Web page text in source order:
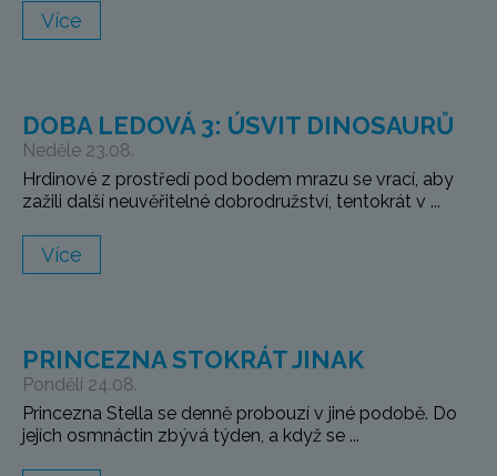
Více
DOBA LEDOVÁ 3: ÚSVIT DINOSAURŮ
Neděle 23.08.
Hrdinové z prostředí pod bodem mrazu se vrací, aby
zažili další neuvěřitelné dobrodružství, tentokrát v ...
Více
PRINCEZNA STOKRÁT JINAK
Pondělí 24.08.
Princezna Stella se denně probouzí v jiné podobě. Do
jejích osmnáctin zbývá týden, a když se ...